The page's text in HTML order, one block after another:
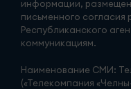
информации,
письменного
Республиканского
коммуникациям.
Наименование СМИ:
(«Телекомпания